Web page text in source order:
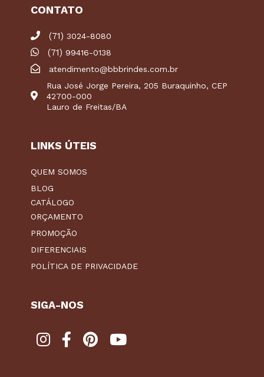
CONTATO
(71) 3024-8080
(71) 99416-0138
atendimento@bbbrindes.com.br
Rua José Jorge Pereira, 205 Buraquinho, CEP
42700-000
Lauro de Freitas/BA
LINKS ÚTEIS
QUEM SOMOS
BLOG
CATÁLOGO
ORÇAMENTO
PROMOÇÃO
DIFERENCIAIS
POLÍTICA DE PRIVACIDADE
SIGA-NOS